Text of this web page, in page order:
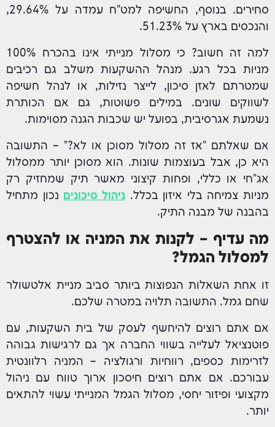
סחירים. בנוסף, החשיפה למט"ח עמדה על 29.64%,
והנכסים בארץ על 51.23%.
למה זה חשוב? כי מסלול מנייתי אינו בהכרח 100%
מניות בכל רגע. מנהל ההשקעות משלב גם רכיבים
שמטרתם לאזן סיכון, לייצר נזילות, או לנהל חשיפה
לשווקים שונים. במילים פשוטות, גם אם הכותרת
נשמעת אגרסיבית, בפועל יש שכבות הגנה מסוימות.
אם שאלתם "אז זה מסלול מסוכן או לא?" – התשובה
היא כן, אבל בעוצמות שונות. הוא מסוכן יותר ממסלול
אג"חי או כללי, ופחות קיצוני מאשר תיק שמחזיק רק
מניות צמיחה בלי איזון בכלל.ניהול סיכונים נכון מתחיל
בהבנה של מבנה התיק.
מה עדיף – לקנות את המניה או להצטרף
למסלול הגמל?
זו אחת השאלות הנפוצות ביותר סביב מניית אלטשולר
שחם גמל. התשובה תלויה במטרה שלכם.
אם אתם רוצים להיחשף לעסק של בית השקעות, עם
פוטנציאל לעלייה בשווי החברה אך גם לרגישות גבוהה
לזרימות כספים, רווחיות ורגולציה – המניה רלוונטית
עבורכם. אם אתם רוצים חיסכון ארוך טווח עם ניהול
מקצועי ופיזור יחסי, מסלול הגמל המנייתי עשוי להתאים
יותר.